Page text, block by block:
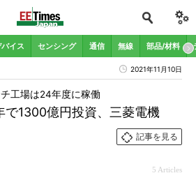
イス センシング 通信 無線 部品/材料
2021年11月10日
で1300億円投資、三菱電機
工場は24年度に稼働
記事を見る
5 Articles